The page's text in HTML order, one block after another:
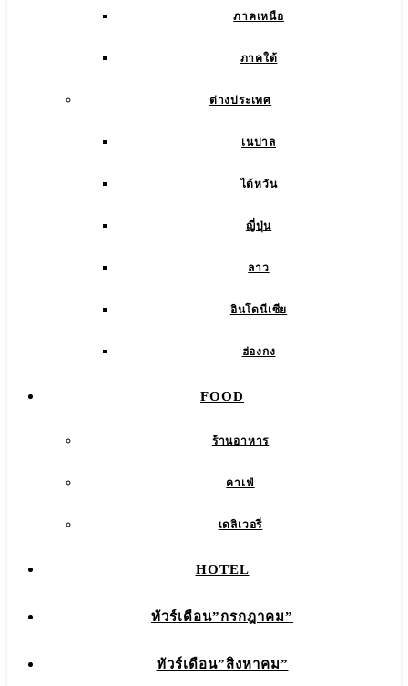
ภาคเหนือ
ภาคใต้
ต่างประเทศ
เนปาล
ไต้หวัน
ญี่ปุ่น
ลาว
อินโดนีเซีย
ฮ่องกง
FOOD
ร้านอาหาร
คาเฟ่
เดลิเวอรี่
HOTEL
ทัวร์เดือน”กรกฎาคม”
ทัวร์เดือน”สิงหาคม”